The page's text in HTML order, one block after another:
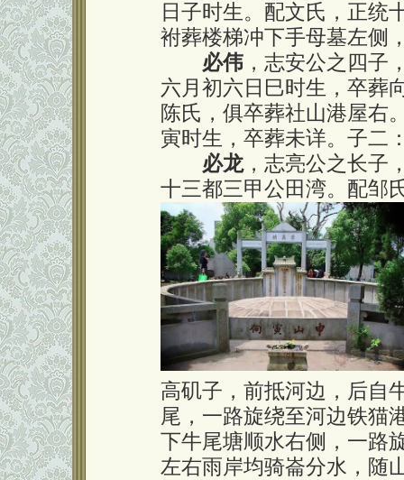
日子时生。配文氏，正统
袝葬楼梯冲下手母墓左侧
必伟 ，志安公之四子
六月初六日巳时生，卒葬
陈氏，俱卒葬社山港屋右
寅时生，卒葬未详。子二
必龙，志亮公之长子
十三都三甲公田湾。配邹
高矶子，前抵河边，后自
尾，一路旋绕至河边铁猫
下牛尾塘顺水右侧，一路
左右雨岸均骑崙分水，随